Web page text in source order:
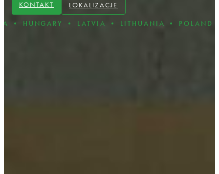
KONTAKT LOKALIZACJE
• LATVIA • LITHUANIA • POLAND •